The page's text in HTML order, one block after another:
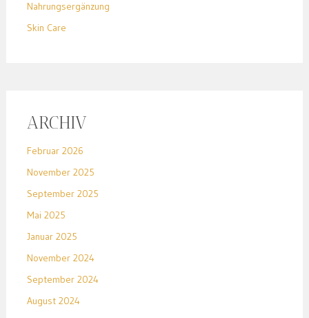
Nahrungsergänzung
Skin Care
ARCHIV
Februar 2026
November 2025
September 2025
Mai 2025
Januar 2025
November 2024
September 2024
August 2024